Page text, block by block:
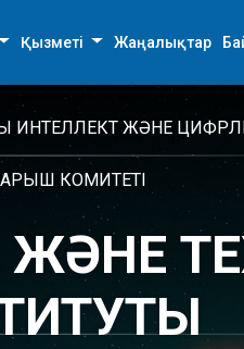
Қызметі Жаңалықтар
ИНТЕЛЛЕКТ ЖӘНЕ
КОМИТЕТІ